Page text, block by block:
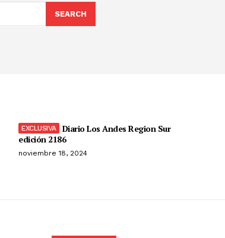
SEARCH
Diario Los Andes Region Sur
edición 2186
noviembre 18, 2024